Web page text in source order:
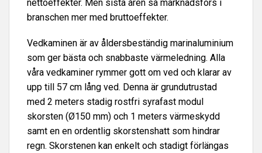
nettoeffekter. Men sista åren så marknadsförs i
branschen mer med bruttoeffekter.
Vedkaminen är av åldersbeständig marinaluminium
som ger bästa och snabbaste värmeledning. Alla
våra vedkaminer rymmer gott om ved och klarar av
upp till 57 cm lång ved. Denna är grundutrustad
med 2 meters stadig rostfri syrafast modul
skorsten (Ø150 mm) och 1 meters värmeskydd
samt en en ordentlig skorstenshatt som hindrar
regn. Skorstenen kan enkelt och stadigt förlängas